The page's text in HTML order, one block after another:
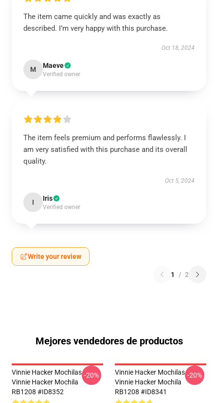
The item came quickly and was exactly as
described. I’m very happy with this purchase.
Oct 18, 2024
M Maeve
Verified owner
The item feels premium and performs flawlessly. I
am very satisfied with this purchase and its overall
quality.
Oct 5, 2024
I Iris
Verified owner
Write your review
1 / 2
Mejores vendedores de productos
Vinnie Hacker Mochilas -
Vinnie Hacker Mochila
RB1208 #ID8352
-20%
Vinnie Hacker Mochilas -
Vinnie Hacker Mochila
RB1208 #ID8341
-20%